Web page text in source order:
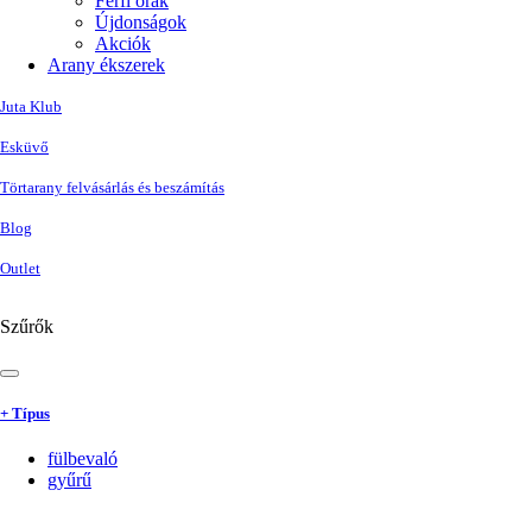
Újdonságok
Akciók
Arany ékszerek
Juta Klub
Esküvő
Törtarany felvásárlás és beszámítás
Blog
Outlet
Szűrők
+ Típus
fülbevaló
gyűrű